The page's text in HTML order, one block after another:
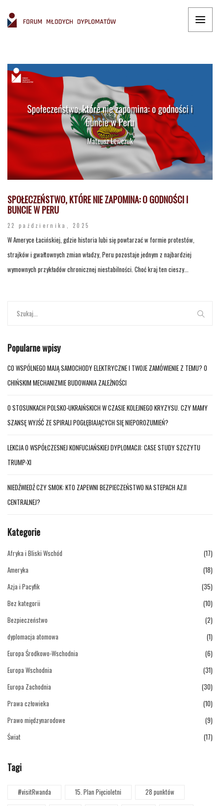
SPOŁECZEŃSTWO, KTÓRE NIE ZAPOMINA: O GODNOŚCI I
BUNCIE W PERU
22 października, 2025
W Ameryce Łacińskiej, gdzie historia lubi się powtarzać w formie protestów,
strajków i gwałtownych zmian władzy, Peru pozostaje jednym z najbardziej
wymownych przykładów chronicznej niestabilności. Choć kraj ten cieszy...
Popularne wpisy
CO WSPÓLNEGO MAJĄ SAMOCHODY ELEKTRYCZNE I TWOJE ZAMÓWIENIE Z TEMU? O
CHIŃSKIM MECHANIZMIE BUDOWANIA ZALEŻNOŚCI
O STOSUNKACH POLSKO-UKRAIŃSKICH W CZASIE KOLEJNEGO KRYZYSU. CZY MAMY
SZANSĘ WYJŚĆ ZE SPIRALI POGŁĘBIAJĄCYCH SIĘ NIEPOROZUMIEŃ?
LEKCJA O WSPÓŁCZESNEJ KONFUCJAŃSKIEJ DYPLOMACJI: CASE STUDY SZCZYTU
TRUMP-XI
NIEDŹWIEDŹ CZY SMOK: KTO ZAPEWNI BEZPIECZEŃSTWO NA STEPACH AZJI
CENTRALNEJ?
Kategorie
Afryka i Bliski Wschód
(17)
Ameryka
(18)
Azja i Pacyfik
(35)
Bez kategorii
(10)
Bezpieczeństwo
(2)
dyplomacja atomowa
(1)
Europa Środkowo-Wschodnia
(6)
Europa Wschodnia
(31)
Europa Zachodnia
(30)
Prawa człowieka
(10)
Prawo międzynarodowe
(9)
Świat
(17)
Tagi
#visitRwanda 15. Plan Pięcioletni
28 punktów